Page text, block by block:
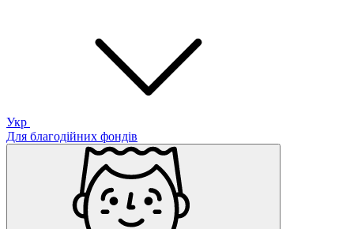
Укр
Для благодійних фондів